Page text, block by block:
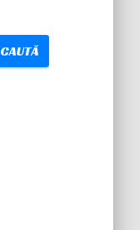
CAUTĂ